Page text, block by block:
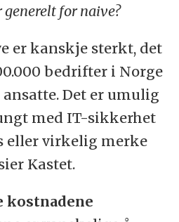
for naive?
er kanskje sterkt, det
bedrifter i Norge
Det er umulig
med IT-sikkerhet
eller virkelig merke
Kastet.
kostnadene